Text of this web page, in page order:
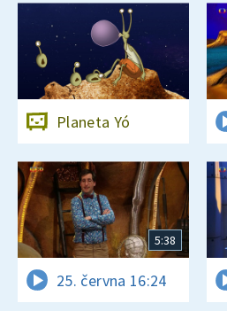
Planeta Yó
5:38
25. června 16:24